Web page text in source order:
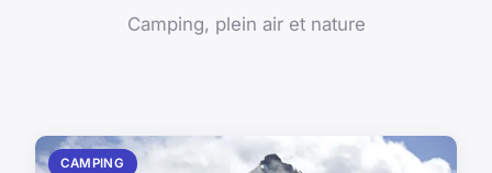
Camping, plein air et nature
CAMPING